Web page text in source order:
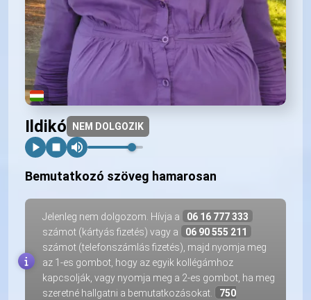
Ildikó NEM DOLGOZIK
Bemutatkozó szöveg hamarosan
Jelenleg nem dolgozom. Hívja a
06 16 777 333
számot (kártyás fizetés) vagy a
06 90 555 211
számot (telefonszámlás fizetés), majd nyomja meg
az 1-es gombot, hogy az egyik kollégámhoz
kapcsolják, vagy nyomja meg a 2-es gombot, ha meg
szeretné hallgatni a bemutatkozásokat.
750